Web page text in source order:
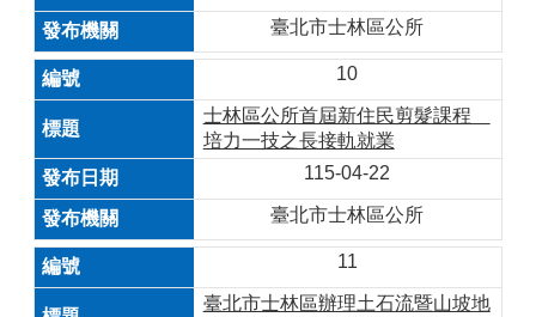
臺北市士林區公所
10
士林區公所首屆新住民剪髮課程
培力一技之長接軌就業
115-04-22
臺北市士林區公所
11
臺北市士林區辦理土石流暨山坡地